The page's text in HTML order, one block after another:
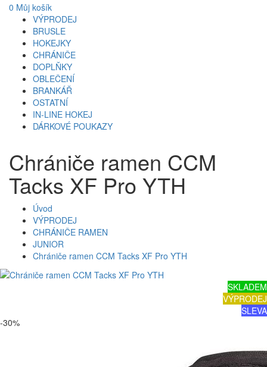
0 Můj košík
VÝPRODEJ
BRUSLE
HOKEJKY
CHRÁNIČE
DOPLŇKY
OBLEČENÍ
BRANKÁŘ
OSTATNÍ
IN-LINE HOKEJ
DÁRKOVÉ POUKAZY
Chrániče ramen CCM
Tacks XF Pro YTH
Úvod
VÝPRODEJ
CHRÁNIČE RAMEN
JUNIOR
Chrániče ramen CCM Tacks XF Pro YTH
SKLADEM
VÝPRODEJ
SLEVA
-30%